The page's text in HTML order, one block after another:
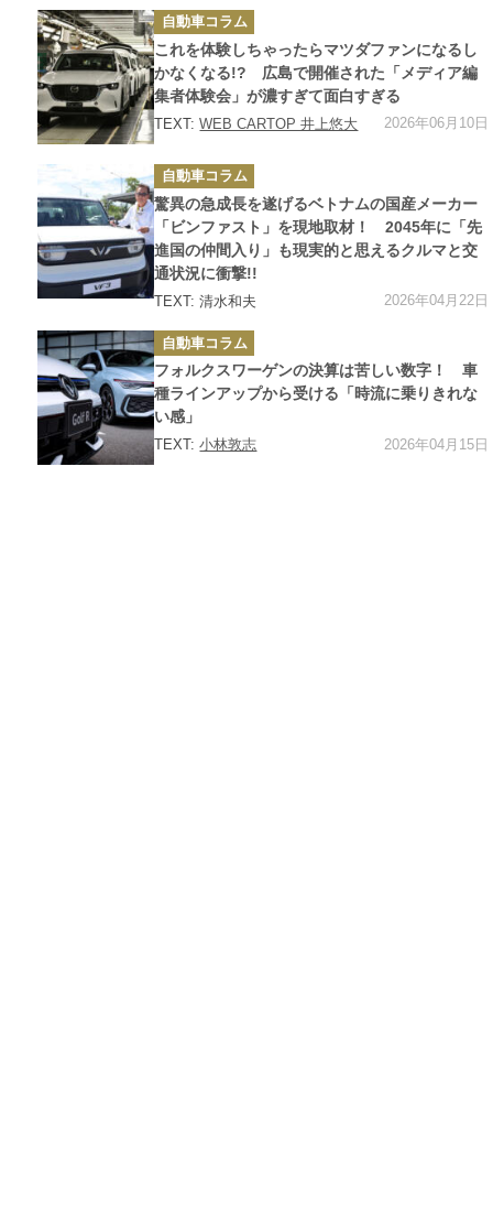
カ
テ
ゴ
リ
ー
自動車コラム
これを体験しちゃったらマツダファンになるし
かなくなる!? 広島で開催された「メディア編
集者体験会」が濃すぎて面白すぎる
TEXT:WEB CARTOP 井上悠大 2026年06月10日
カ
テ
ゴ
リ
ー
自動車コラム
驚異の急成長を遂げるベトナムの国産メーカー
「ビンファスト」を現地取材！ 2045年に「先
進国の仲間入り」も現実的と思えるクルマと交
通状況に衝撃!!
TEXT: 清水和夫 2026年04月22日
カ
テ
ゴ
リ
ー
自動車コラム
フォルクスワーゲンの決算は苦しい数字！ 車
種ラインアップから受ける「時流に乗りきれな
い感」
TEXT:小林敦志 2026年04月15日